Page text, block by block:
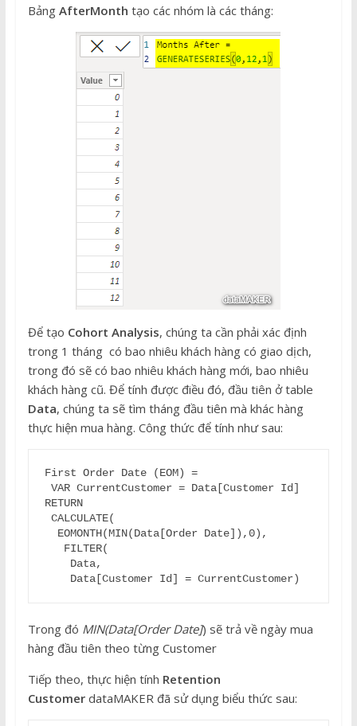
Bảng AfterMonth tạo các nhóm là các tháng:
Để tạo Cohort Analysis, chúng ta cần phải xác định
trong 1 tháng có bao nhiêu khách hàng có giao dịch,
trong đó sẽ có bao nhiêu khách hàng mới, bao nhiêu
khách hàng cũ. Để tính được điều đó, đầu tiên ở table
Data, chúng ta sẽ tìm tháng đầu tiên mà khác hàng
thực hiện mua hàng. Công thức để tính như sau:
First Order Date (EOM) =
RETURN
    Data[Customer Id] = CurrentCustomer)
Trong đó MIN(Data[Order Date]) sẽ trả về ngày mua
hàng đầu tiên theo từng Customer
Tiếp theo, thực hiện tính Retention
CustomerdataMAKER đã sử dụng biểu thức sau: